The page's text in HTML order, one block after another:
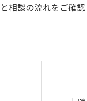
相談の流れをご確